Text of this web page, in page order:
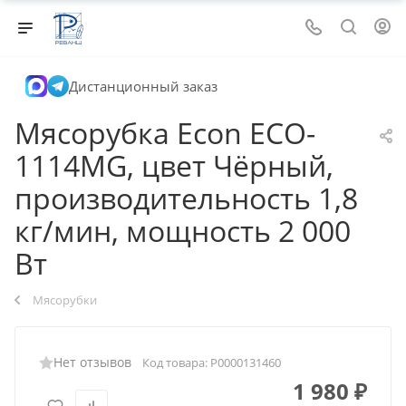
Дистанционный заказ
Мясорубка Econ ECO-
1114MG, цвет Чёрный,
производительность 1,8
кг/мин, мощность 2 000
Вт
Мясорубки
Нет отзывов Код товара: Р0000131460
1 980 ₽